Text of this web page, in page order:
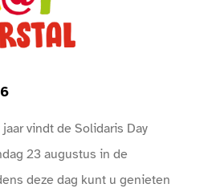
vindt de Solidaris Day
23 augustus in de
deze dag kunt u genieten